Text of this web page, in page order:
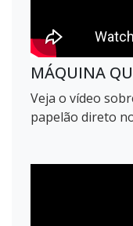
MÁQUINA
Veja o vídeo
papelão direto